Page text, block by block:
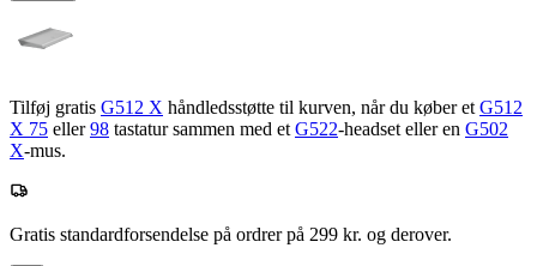
Tilføj gratis G512 X håndledsstøtte til kurven, når du køber et G512
X 75 eller98 tastatur sammen med et G522-headset eller en G502
X-mus.
Gratis standardforsendelse på ordrer på 299 kr. og derover.